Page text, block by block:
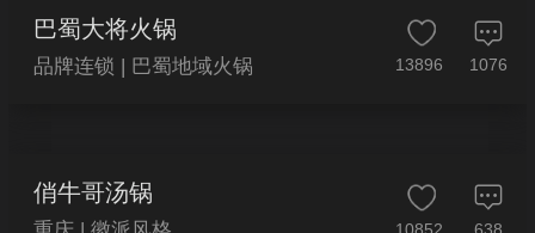
巴蜀大将火锅
品牌连锁 | 巴蜀地域火锅 13896 1076
俏牛哥汤锅
10852 638